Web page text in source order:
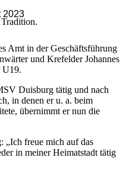
2023
Amt in der Geschäftsführung
und Krefelder Johannes
U19.
Duisburg tätig und nach
in denen er u. a. beim
übernimmt er nun die
„Ich freue mich auf das
in meiner Heimatstadt tätig